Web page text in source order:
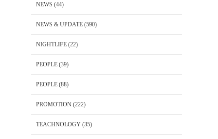
NEWS (44)
NEWS & UPDATE (590)
NIGHTLIFE (22)
PEOPLE (39)
PEOPLE (88)
PROMOTION (222)
TEACHNOLOGY (35)